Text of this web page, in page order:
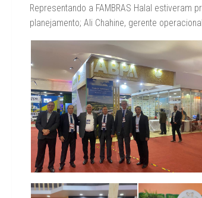
Representando a FAMBRAS Halal estiveram
planejamento; Ali Chahine, gerente